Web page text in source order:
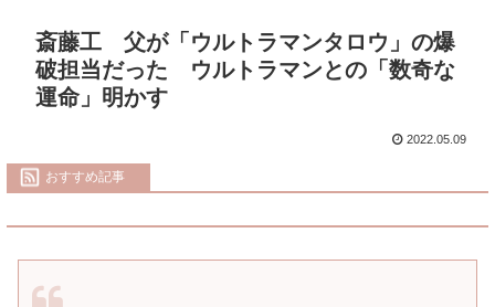
斎藤工 父が「ウルトラマンタロウ」の爆
破担当だった ウルトラマンとの「数奇な
運命」明かす
2022.05.09
おすすめ記事